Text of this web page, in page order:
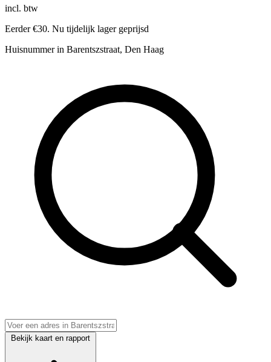
incl. btw
Eerder €30. Nu tijdelijk lager geprijsd
Huisnummer in Barentszstraat, Den Haag
Bekijk kaart en rapport